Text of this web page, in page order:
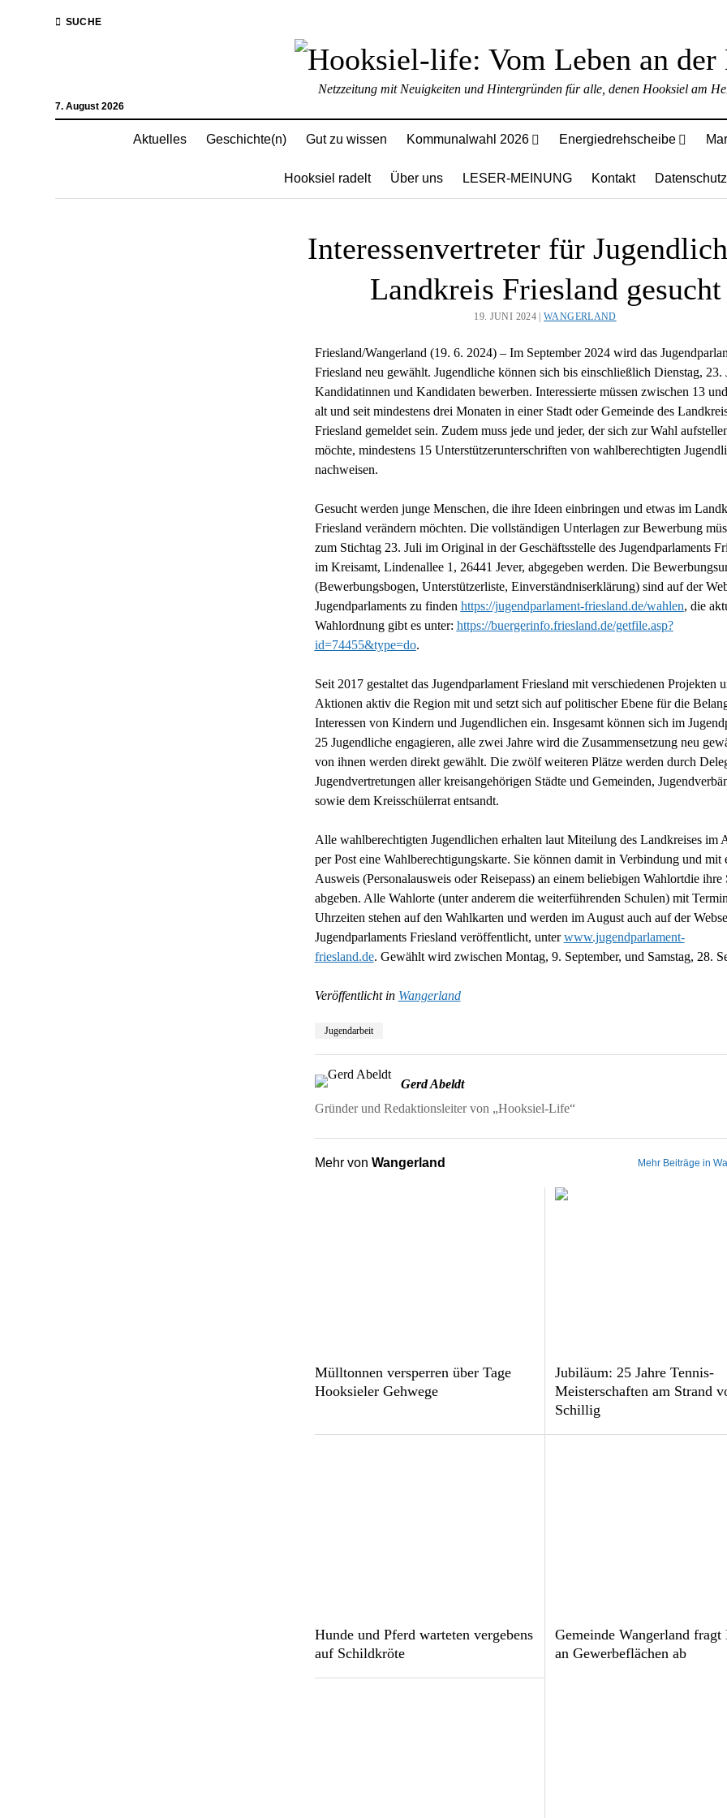
SUCHE
7. August 2026
Netzzeitung mit Neuigkeiten und Hintergründen für alle, denen Hooksiel am
Aktuelles Geschichte(n) Gut zu wissen Kommunalwahl 2026 Energiedrehscheibe
Hooksiel radelt Über uns LESER-MEINUNG Kontakt Datenschutz
Interessenvertreter für
Landkreis Friesland gesucht
19. JUNI 2024 |WANGERLAND
Friesland/Wangerland (19. 6. 2024) – Im September 2024 wird das
Friesland neu gewählt. Jugendliche können sich bis einschließlich Dienstag, 23.
Kandidatinnen und Kandidaten bewerben. Interessierte müssen zwischen 13
alt und seit mindestens drei Monaten in einer Stadt oder Gemeinde des
Friesland gemeldet sein. Zudem muss jede und jeder, der sich zur Wahl
möchte, mindestens 15 Unterstützerunterschriften von wahlberechtigten
nachweisen.
Gesucht werden junge Menschen, die ihre Ideen einbringen und etwas im
Friesland verändern möchten. Die vollständigen Unterlagen zur Bewerbung
zum Stichtag 23. Juli im Original in der Geschäftsstelle des Jugendparlaments
im Kreisamt, Lindenallee 1, 26441 Jever, abgegeben werden. Die
(Bewerbungsbogen, Unterstützerliste, Einverständniserklärung) sind auf der
Jugendparlaments zu finden https://jugendparlament-friesland.de/wahlen, die
Wahlordnung gibt es unter: https://buergerinfo.friesland.de/getfile.asp?
id=74455&type=do.
Seit 2017 gestaltet das Jugendparlament Friesland mit verschiedenen Projekten
Aktionen aktiv die Region mit und setzt sich auf politischer Ebene für die
Interessen von Kindern und Jugendlichen ein. Insgesamt können sich im
25 Jugendliche engagieren, alle zwei Jahre wird die Zusammensetzung neu
von ihnen werden direkt gewählt. Die zwölf weiteren Plätze werden durch
Jugendvertretungen aller kreisangehörigen Städte und Gemeinden,
sowie dem Kreisschülerrat entsandt.
Alle wahlberechtigten Jugendlichen erhalten laut Miteilung des Landkreises im
per Post eine Wahlberechtigungskarte. Sie können damit in Verbindung und mit
Ausweis (Personalausweis oder Reisepass) an einem beliebigen Wahlortdie ihre
abgeben. Alle Wahlorte (unter anderem die weiterführenden Schulen) mit
Uhrzeiten stehen auf den Wahlkarten und werden im August auch auf der
Jugendparlaments Friesland veröffentlicht, unterwww.jugendparlament-
friesland.de. Gewählt wird zwischen Montag, 9. September, und Samstag, 28.
Veröffentlicht in Wangerland
Jugendarbeit
Gerd Abeldt
Gründer und Redaktionsleiter von „Hooksiel-Life“
Mehr von Wangerland Mehr Beiträge in
Mülltonnen versperren über Tage
Hooksieler Gehwege
Jubiläum: 25 Jahre Tennis-
Meisterschaften am Strand
Schillig
Hunde und Pferd warteten vergebens
auf Schildkröte
Gemeinde Wangerland fragt
an Gewerbeflächen ab